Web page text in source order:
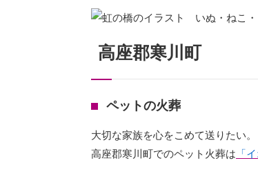
高座郡寒川町
ペットの火葬
大切な家族を心をこめて送りたい。
高座郡寒川町でのペット火葬は 「